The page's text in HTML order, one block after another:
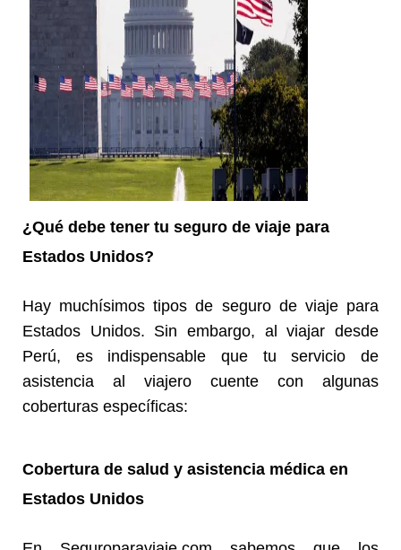
¿Qué debe tener tu seguro de viaje para
Estados Unidos?
Hay muchísimos tipos de seguro de viaje para
Estados Unidos. Sin embargo, al viajar desde
Perú, es indispensable que tu servicio de
asistencia al viajero cuente con algunas
coberturas específicas:
Cobertura de salud y asistencia médica en
Estados Unidos